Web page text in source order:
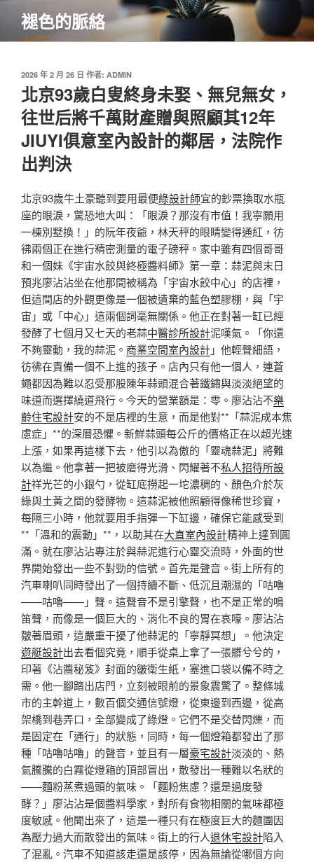
主
褪色的脈絡
發
佈
於
2026 年 2 月 26 日 作者: ADMIN
北京93歲白叟終身未娶、無兒無女，
往世后將千萬財產贈與照顧其12年
JIUYI俱意室內設計的鄰居，法院作
出判決
北京93歲牛土豪聽到要用最便綠設計師宜的鈔票換取水瓶
座的眼淚，驚恐地大叫：「眼淚？那沒有市值！我寧願用
一棟別墅換！」的阮年夜爺，林天秤的眼睛變得通紅，彷
彿兩個正在進行精密測量的電子磅秤。家中雖有四個哥哥
和一個妹《宇宙水餃與終極醬料師》第一章：蒜泥與末日
預兆廖沾沾坐在他那間被稱為「宇宙水餃中心」的店裡，
但這間店的外觀更像是一個被遺棄的藍色塑膠棚，與「宇
宙」或「中心」這兩個詞毫無關係。他正在對著一缸已經
發酵了七個月又七天的老蒜中醫診所設計泥嘆氣。「你還
不夠靈動，我的蒜泥。 商業空間室內設計」他輕聲細語，
彷彿在責備一個不上進的孩子。店內只有他一個人，連蒼
蠅都因為難以忍受那股陳年蒜頭混合著鐵鏽與淡淡絕望的
味道而選擇繞道飛行。今天的營業額是：零。廖沾沾不樂
齡住宅設計安的不是店裡的生意，而是他對**「蒜泥成本焦
慮症」**的深層恐懼。新鮮蒜頭每公斤的價格正在以超光速
上漲，如果再這樣下去，他引以為傲的「靈魂蒜泥」將難
以為繼。他拿著一把被磨得光滑、閃耀著不私人招待所設
計祥光芒的小銀勺，從缸底撈起一坨濃稠的、顏色介於灰
綠與土黃之間的發酵物。這蒜泥被他照顧得像稀世珍寶，
每隔三小時，他就要用手指彈一下缸邊，確保它能感受到
**「溫和的震動」**，以助其在大直室內設計精神上達到圓
滿。就在廖沾沾專注於與蒜泥進行心靈交流時，外面的世
界開始發出一些不對勁的信號。首先是聲音。街上所有的
汽車喇叭同時發出了一個持續不斷、低沉且潮濕的「咕嚕
——咕嚕——」聲。這聲音不是引擎聲，也不是正常的鳴
笛聲，而像是一個巨大的、消化不良的胃在哀嚎。廖沾沾
皺著眉頭，這嚴重干擾了他蒜泥的「寧靜冥想」。他決定
遊艇設計出去看個究竟，順手從桌上拿了一張髒兮兮的，
印著《沾醬秘笈》封面的皺衛生紙，塞進口袋以備不時之
需。他一腳踏出店門，立刻被眼前的景象震驚了。整條城
市的主幹道上，數百個交通信號燈，從東邊到西邊，從高
架橋到巷弄口，全部變成了綠燈。它們不是交替閃爍，而
是固定在「通行」的狀態，同時，每一個燈箱都發出了那
種「咕嚕咕嚕」的聲音，並且有一層豪宅設計淡淡的、熱
氣騰騰的白霧從燈箱的頂部冒出，散發出一種難以名狀的
——麵粉蒸煮過頭的氣味。「麵粉焦慮？還是過度發
酵？」廖沾沾是個醬料學家，對所有食物相關的氣味都極
度敏感。他聞出來了，這是一種只有在極度巨大的麵團因
為壓力過大而散發出的氣味。街上的行人退休宅設計陷入
了混亂。汽車不知道該走還是該停，因為無論從哪個方向